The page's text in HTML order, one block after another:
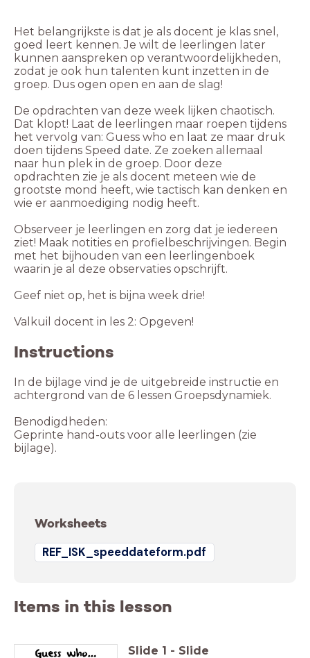
Het belangrijkste is dat je als docent je klas snel,
goed leert kennen. Je wilt de leerlingen later
kunnen aanspreken op verantwoordelijkheden,
zodat je ook hun talenten kunt inzetten in de
groep. Dus ogen open en aan de slag!
De opdrachten van deze week lijken chaotisch.
Dat klopt! Laat de leerlingen maar roepen tijdens
het vervolg van: Guess who en laat ze maar druk
doen tijdens Speed date. Ze zoeken allemaal
naar hun plek in de groep. Door deze
opdrachten zie je als docent meteen wie de
grootste mond heeft, wie tactisch kan denken en
wie er aanmoediging nodig heeft.
Observeer je leerlingen en zorg dat je iedereen
ziet! Maak notities en profielbeschrijvingen. Begin
met het bijhouden van een leerlingenboek
waarin je al deze observaties opschrijft.
Geef niet op, het is bijna week drie!
Instructions
In de bijlage vind je de uitgebreide instructie en
achtergrond van de 6 lessen Groepsdynamiek.
Benodigdheden:
Geprinte hand-outs voor alle leerlingen (zie
bijlage).
Worksheets
REF_ISK_speeddateform.pdf
Items in this lesson
Slide 1 - Slide